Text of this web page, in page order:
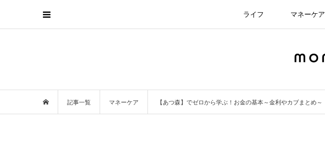
ライフ マネーケア
記事一覧 マネーケア 【あつ森】でゼロから学ぶ！お金の基本～金利やカブまとめ～